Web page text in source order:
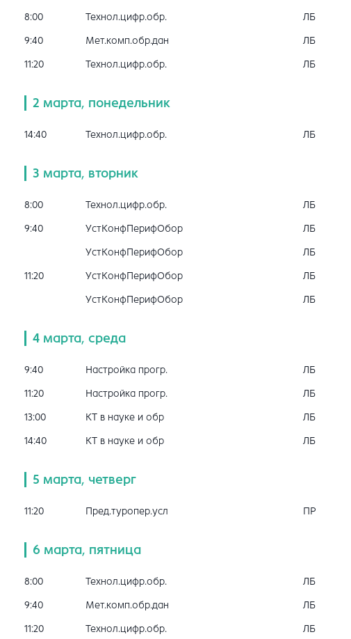
8:00 Технол.цифр.обр. ЛБ
9:40 Мет.комп.обр.дан ЛБ
11:20 Технол.цифр.обр. ЛБ
2 марта, понедельник
14:40 Технол.цифр.обр. ЛБ
3 марта, вторник
8:00 Технол.цифр.обр. ЛБ
9:40 УстКонфПерифОбор ЛБ
УстКонфПерифОбор ЛБ
11:20 УстКонфПерифОбор ЛБ
УстКонфПерифОбор ЛБ
4 марта, среда
9:40 Настройка прогр. ЛБ
11:20 Настройка прогр. ЛБ
13:00 КТ в науке и обр ЛБ
14:40 КТ в науке и обр ЛБ
5 марта, четверг
11:20 Пред.туропер.усл ПР
6 марта, пятница
8:00 Технол.цифр.обр. ЛБ
9:40 Мет.комп.обр.дан ЛБ
11:20 Технол.цифр.обр. ЛБ